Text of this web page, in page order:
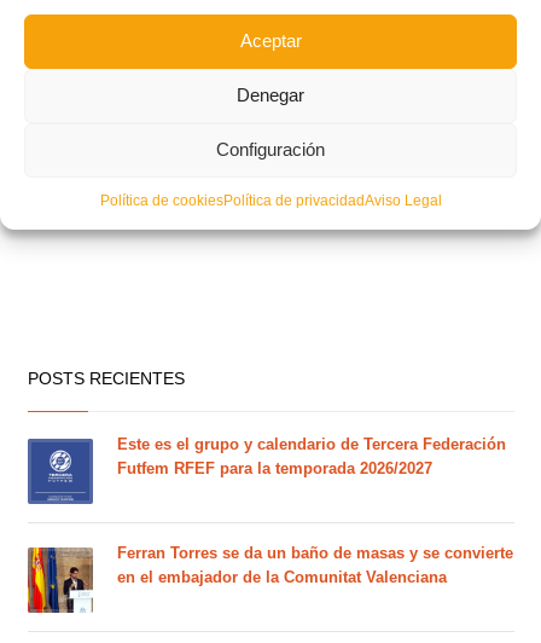
Aceptar
Denegar
Configuración
Política de cookiesPolítica de privacidadAviso Legal
POSTS RECIENTES
Este es el grupo y calendario de Tercera Federación
Futfem RFEF para la temporada 2026/2027
Ferran Torres se da un baño de masas y se convierte
en el embajador de la Comunitat Valenciana